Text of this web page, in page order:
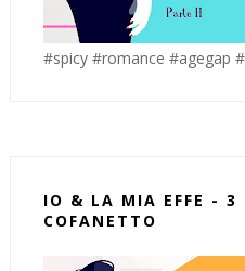
#spicy #romance #agegap
IO & LA MIA EFFE - 3
COFANETTO